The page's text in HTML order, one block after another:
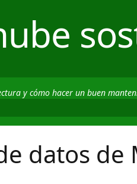
y cómo hacer un buen
datos de